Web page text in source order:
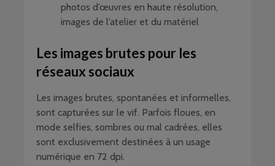
photos d’œuvres en haute résolution,
images de l’atelier et du matériel
Les images brutes pour les
réseaux sociaux
Les images brutes, spontanées et informelles,
sont capturées sur le vif. Parfois floues, en
mode selfies, sombres ou mal cadrées, elles
sont exclusivement destinées à un usage
numérique en 72 dpi.